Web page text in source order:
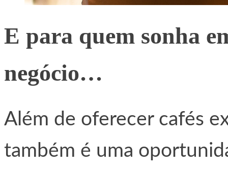
E para quem sonha
negócio…
Além de oferecer cafés
também é uma